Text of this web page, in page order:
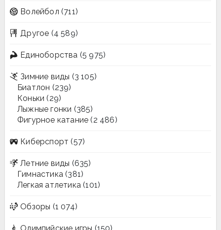
Волейбол (711)
Другое (4 589)
Единоборства (5 975)
Зимние виды (3 105)
Биатлон (239)
Коньки (29)
Лыжные гонки (385)
Фигурное катание (2 486)
Киберспорт (57)
Летние виды (635)
Гимнастика (381)
Легкая атлетика (101)
Обзоры (1 074)